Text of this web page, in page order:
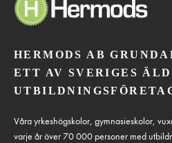
HERMODS AB
ETT AV SVERIGES
Våra yrkeshögskolor, gymnasieskolor,
varje år över 70 000 personer med